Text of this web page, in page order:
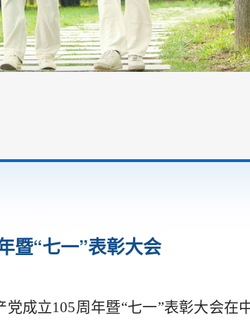
暨“七一”表彰大会
成立105周年暨“七一”表彰大会在